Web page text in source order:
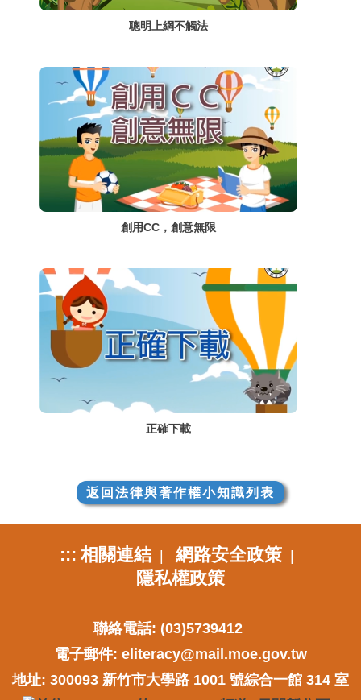
聰明上網不觸法
創用CC，創意無限
正確下載
返回法律與著作權小知識列表
::: 相關連結| 網路安全政策|
隱私權政策
聯絡電話: (03)5739412
電子郵件: eliteracy@mail.moe.gov.tw
地址: 300093 新竹市大學路 1001 號綜合一館 314 室